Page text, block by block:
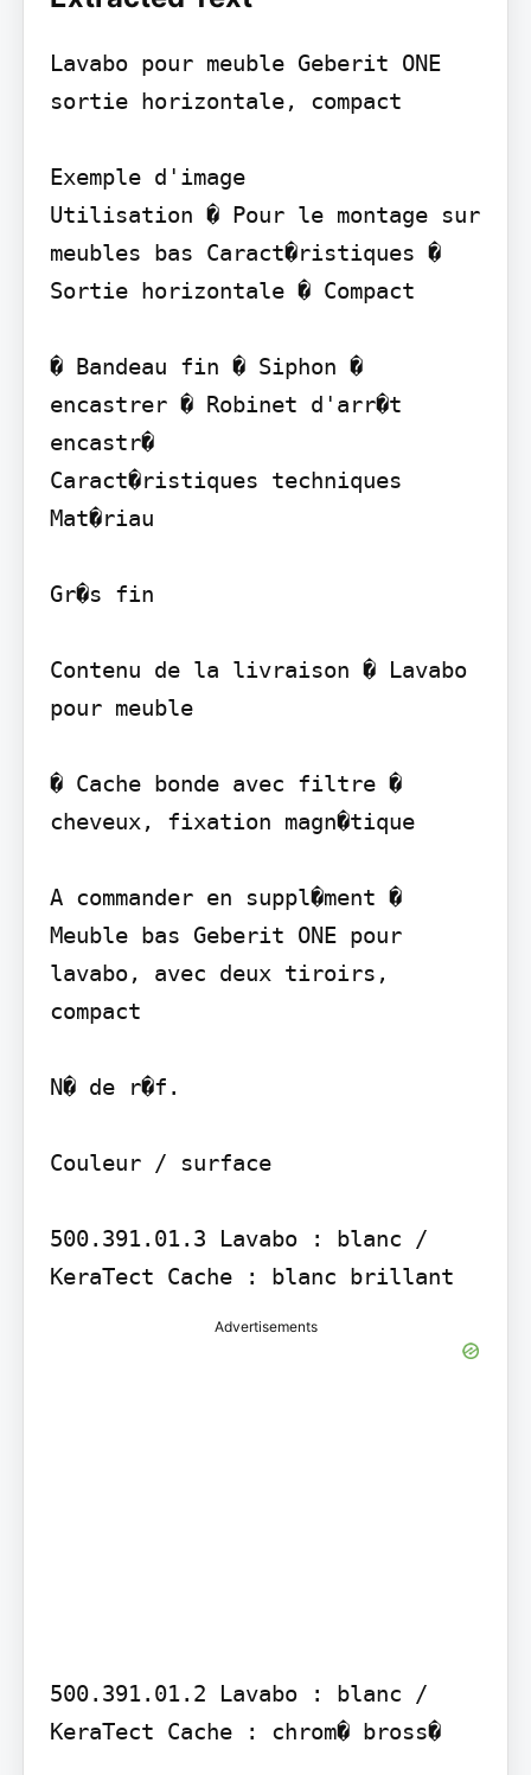
Lavabo pour meuble Geberit ONE
sortie horizontale, compact
Exemple d'image
Utilisation � Pour le montage sur
meubles bas Caract�ristiques �
Sortie horizontale � Compact
� Bandeau fin � Siphon �
encastrer � Robinet d'arr�t
encastr�
Caract�ristiques techniques
Mat�riau
Gr�s fin
Contenu de la livraison � Lavabo
pour meuble
� Cache bonde avec filtre �
cheveux, fixation magn�tique
A commander en suppl�ment �
Meuble bas Geberit ONE pour
lavabo, avec deux tiroirs,
compact
N� de r�f.
Couleur / surface
500.391.01.3 Lavabo : blanc /
KeraTect Cache : blanc brillant
Advertisements
500.391.01.2 Lavabo : blanc /
KeraTect Cache : chrom� bross�